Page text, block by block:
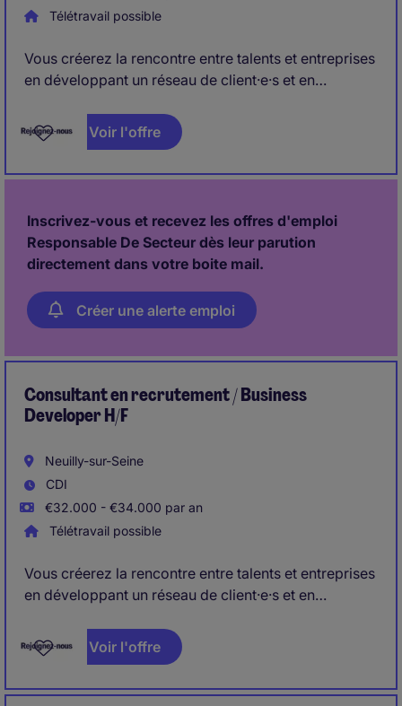
Télétravail possible
Vous créerez la rencontre entre talents et entreprises
en développant un réseau de client·e·s et en
pertinents. Vous piloterez chaque étape du
recrutement avec exigence et bienveillance, et
valeur ajoutée. Rejoignez Michael Page !
Voir l'offre
Inscrivez-vous et recevez les offres d'emploi
Responsable De Secteur dès leur parution
directement dans votre boite mail.
Créer une alerte emploi
Consultant en recrutement / Business
Developer H/F
Neuilly-sur-Seine
CDI
€32.000 - €34.000 par an
Télétravail possible
Vous créerez la rencontre entre talents et entreprises
en développant un réseau de client·e·s et en
pertinents. Vous piloterez chaque étape du
recrutement avec exigence et bienveillance, et
Voir l'offre